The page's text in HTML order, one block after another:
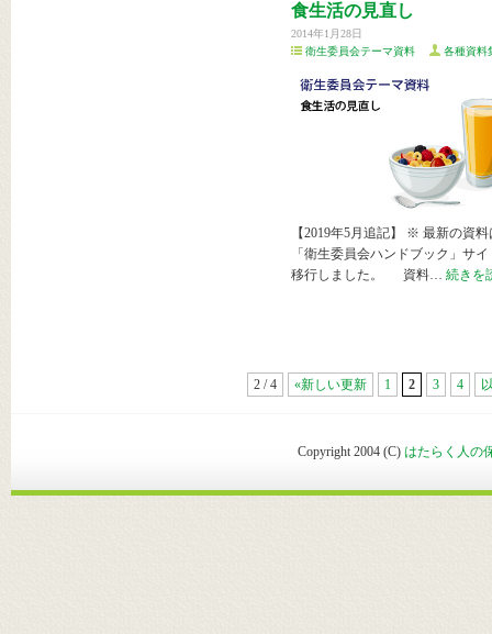
食生活の見直し
2014年1月28日
衛生委員会テーマ資料
各種資料
【2019年5月追記】 ※ 最新の資料
「衛生委員会ハンドブック」サ
移行しました。 資料… 続きを
2 / 4 «新しい更新 1 2 3 4
Copyright 2004 (C) はたらく人の